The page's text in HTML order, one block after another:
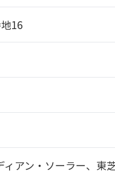
16
アン・ソーラー、東